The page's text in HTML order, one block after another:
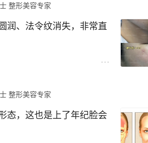
整形美容专家
润、法令纹消失，非常直
整形美容专家
态，这也是上了年纪脸会